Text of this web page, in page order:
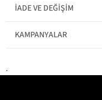
Cinsiyet
İADE VE DEĞIŞIM
KAMPANYALAR
.